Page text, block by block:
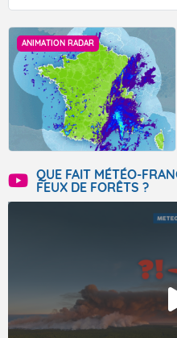
ANIMATION RADAR
QUE FAIT MÉTÉO-
FEUX DE FORÊTS ?